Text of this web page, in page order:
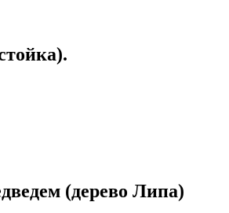
(дерево Липа)